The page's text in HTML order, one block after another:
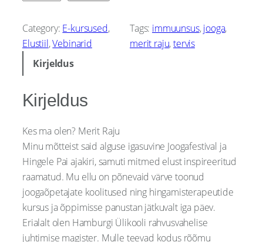
l
j
a
j
a
p
r
a
k
t
Category: E-kursused,
Elustiil, Vebinarid
Tags: immuunsus, jooga
merit raju, tervis
Kirjeldus
Kirjeldus
Kes ma olen? Merit Raju
Minu mõtteist said alguse igasuvine Joogafestival ja
Hingele Pai ajakiri, samuti mitmed elust inspireeritud
raamatud. Mu ellu on põnevaid värve toonud
joogaõpetajate koolitused ning hingamisterapeutide
kursus ja õppimisse panustan jätkuvalt iga päev.
Erialalt olen Hamburgi Ülikooli rahvusvahelise
juhtimise magister. Mulle teevad kodus rõõmu